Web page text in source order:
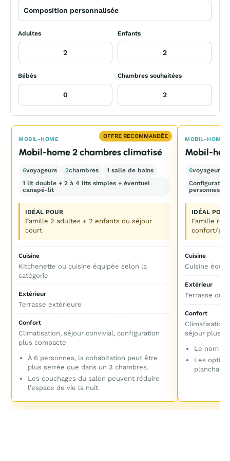
Adultes Enfants
Bébés Chambres souhaitées
OFFRE RECOMMANDÉE
MOBIL-HOME
Mobil-home 2 chambres climatisé
6voyageurs 2chambres
1 salle de bains
1 lit double + 2 à 4 lits simples + éventuel
canapé-lit
IDÉAL POUR
Famille 2 adultes + 2 enfants ou séjour
court
Cuisine
Kitchenette ou cuisine équipée selon la
catégorie
Extérieur
Terrasse extérieure
Confort
Climatisation, séjour convivial, configuration
plus compacte
À 6 personnes, la cohabitation peut être
plus serrée que dans un 3 chambres.
Les couchages du salon peuvent réduire
l'espace de vie la nuit.
MOBIL-HOME
Mobil-
6voyageurs
personnes
IDÉAL POUR
Famille
confort/prix
Cuisine
Cuisine
Extérieur
Terrasse ou
Confort
séjour plus
Le nom
Les
plancha